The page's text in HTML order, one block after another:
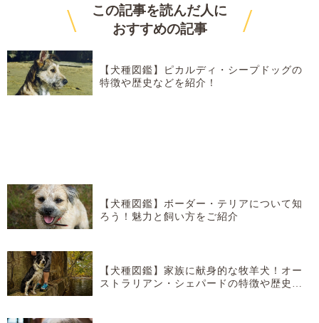
\
この記事を読んだ人に
おすすめの記事 /
【犬種図鑑】ピカルディ・シープドッグの
特徴や歴史などを紹介！
【犬種図鑑】ボーダー・テリアについて知
ろう！魅力と飼い方をご紹介
【犬種図鑑】家族に献身的な牧羊犬！オー
ストラリアン・シェパードの特徴や歴史な